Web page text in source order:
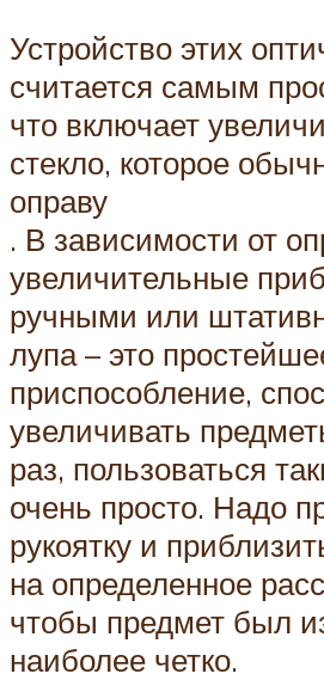
Устройство этих
считается самым
что включает
стекло, которое
оправу
. В зависимости от
увеличительные
ручными или
лупа – это
приспособление,
увеличивать
раз, пользоваться
очень просто. Надо
рукоятку и
на определенное
чтобы предмет был
наиболее четко.